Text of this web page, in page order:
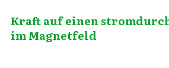
Kraft auf einen
im Magnetfeld